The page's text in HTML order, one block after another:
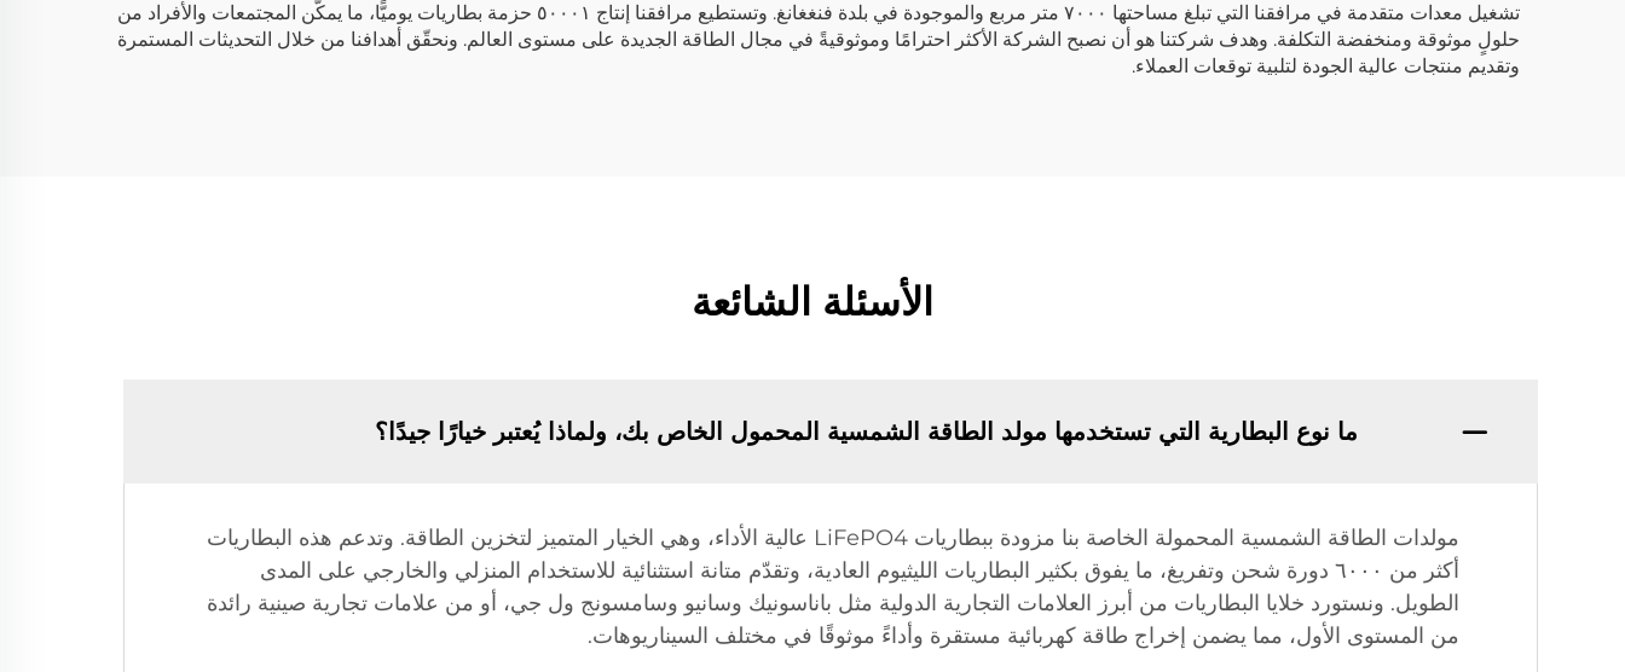
تشغيل معدات متقدمة في مرافقنا التي تبلغ مساحتها ٧٠٠٠ متر مربع والموجودة في بلدة فنغغانغ. وتستطيع مرافقنا إنتاج ٥٠٠٠١ حزمة بطاريات يوميًّا، ما يمكّن المجتمعات والأفراد من
حلولٍ موثوقة ومنخفضة التكلفة. وهدف شركتنا هو أن نصبح الشركة الأكثر احترامًا وموثوقيةً في مجال الطاقة الجديدة على مستوى العالم. ونحقّق أهدافنا من خلال التحديثات المستمرة
وتقديم منتجات عالية الجودة لتلبية توقعات العملاء.
الأسئلة الشائعة
ما نوع البطارية التي تستخدمها مولد الطاقة الشمسية المحمول الخاص بك، ولماذا يُعتبر خيارًا جيدًا؟
مولدات الطاقة الشمسية المحمولة الخاصة بنا مزودة ببطاريات LiFePO4 عالية الأداء، وهي الخيار المتميز لتخزين الطاقة. وتدعم هذه البطاريات
أكثر من ٦٠٠٠ دورة شحن وتفريغ، ما يفوق بكثير البطاريات الليثيوم العادية، وتقدّم متانة استثنائية للاستخدام المنزلي والخارجي على المدى
الطويل. ونستورد خلايا البطاريات من أبرز العلامات التجارية الدولية مثل باناسونيك وسانيو وسامسونج ول جي، أو من علامات تجارية صينية رائدة
من المستوى الأول، مما يضمن إخراج طاقة كهربائية مستقرة وأداءً موثوقًا في مختلف السيناريوهات.